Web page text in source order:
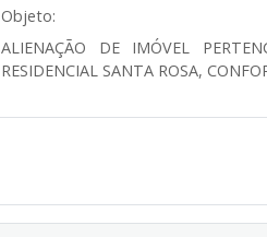
Objeto:
ALIENAÇÃO DE IMÓVEL
RESIDENCIAL SANTA ROSA,